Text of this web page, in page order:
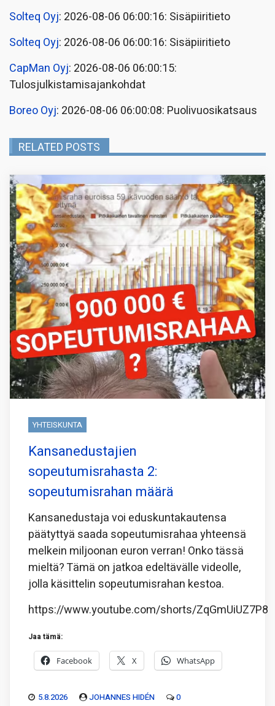
Solteq Oyj: 2026-08-06 06:00:16: Sisäpiiritieto
Solteq Oyj: 2026-08-06 06:00:16: Sisäpiiritieto
CapMan Oyj: 2026-08-06 06:00:15:
Tulosjulkistamisajankohdat
Boreo Oyj: 2026-08-06 06:00:08: Puolivuosikatsaus
RELATED POSTS
YHTEISKUNTA
Kansanedustajien
sopeutumisrahasta 2:
sopeutumisrahan määrä
Kansanedustaja voi eduskuntakautensa
päätyttyä saada sopeutumisrahaa yhteensä
melkein miljoonan euron verran! Onko tässä
mieltä? Tämä on jatkoa edeltävälle videolle,
jolla käsittelin sopeutumisrahan kestoa.
https://www.youtube.com/shorts/ZqGmUiUZ7P8
Jaa tämä:
Facebook X WhatsApp
5.8.2026 JOHANNES HIDÉN 0